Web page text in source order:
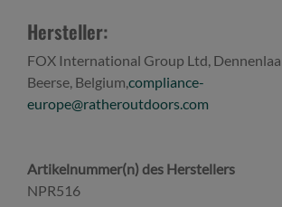
Hersteller:
FOX International Group Ltd,
Beerse, Belgium, compliance-
europe@ratheroutdoors.com
Artikelnummer(n) des Herstellers
NPR516